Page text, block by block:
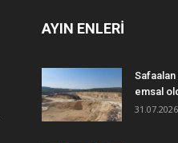
AYIN ENLERİ
Safaalan
emsal